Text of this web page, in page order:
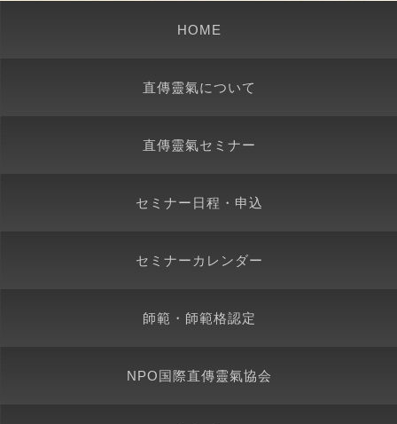
HOME
直傳靈氣について
直傳靈氣セミナー
セミナー日程・申込
セミナーカレンダー
師範・師範格認定
NPO国際直傳靈氣協会